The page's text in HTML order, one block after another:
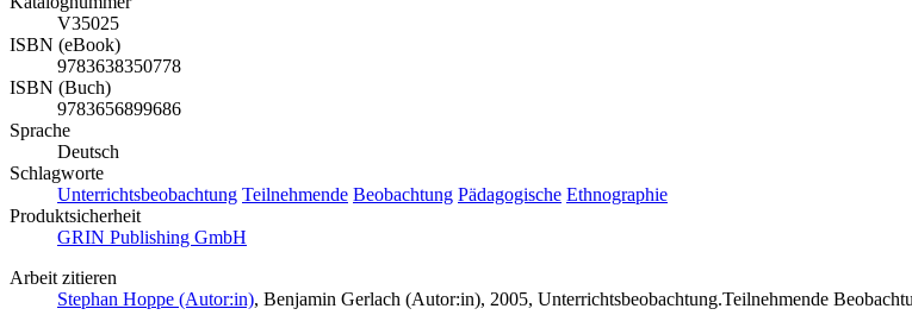
V35025
ISBN (eBook)
9783638350778
ISBN (Buch)
9783656899686
Sprache
Deutsch
Schlagworte
Unterrichtsbeobachtung Teilnehmende Beobachtung Pädagogische Ethnographie
Produktsicherheit
GRIN Publishing GmbH
Arbeit zitieren
Stephan Hoppe (Autor:in), Benjamin Gerlach (Autor:in), 2005, Unterrichtsbeobachtung.Teilnehmende